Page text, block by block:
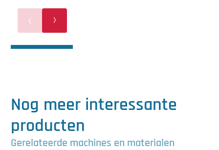
Nog meer interessante
producten
Gerelateerde machines en materialen